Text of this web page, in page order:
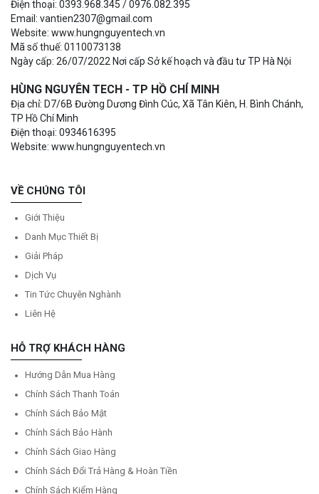
Điện thoại: 0393.968.345 / 0976.082.395
Email: vantien2307@gmail.com
Website: www.hungnguyentech.vn
Mã số thuế: 0110073138
Ngày cấp: 26/07/2022 Nơi cấp Sở kế hoạch và đầu tư TP Hà Nội
HÙNG NGUYÊN TECH - TP HỒ CHÍ MINH
Địa chỉ: D7/6B Đường Dương Đình Cúc, Xã Tân Kiên, H. Bình Chánh,
TP Hồ Chí Minh
Điện thoại: 0934616395
Website: www.hungnguyentech.vn
VỀ CHÚNG TÔI
Giới Thiệu
Danh Mục Thiết Bị
Giải Pháp
Dịch Vụ
Tin Tức Chuyên Nghành
Liên Hệ
HỖ TRỢ KHÁCH HÀNG
Hướng Dẫn Mua Hàng
Chính Sách Thanh Toán
Chính Sách Bảo Mật
Chính Sách Bảo Hành
Chính Sách Giao Hàng
Chính Sách Đổi Trả Hàng & Hoàn Tiền
Chính Sách Kiểm Hàng